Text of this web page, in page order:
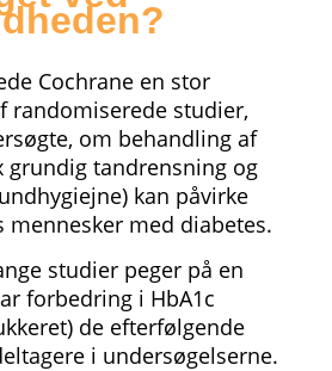
Cochrane en stor
randomiserede studier,
om behandling af
grundig tandrensning og
kan påvirke
mennesker med diabetes.
studier peger på en
forbedring i HbA1c
de efterfølgende
i undersøgelserne.